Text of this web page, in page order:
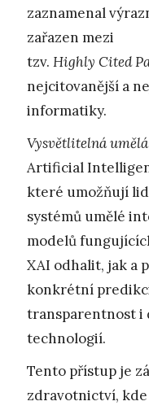
zaznamenal
zařazen mezi
tzv. Highly Cited
nejcitovanější a
informatiky.
Vysvětlitelná
Artificial
které umožňují
systémů umělé
modelů
XAI odhalit, jak a
konkrétní
transparentnost i
technologií.
Tento přístup je
zdravotnictví,